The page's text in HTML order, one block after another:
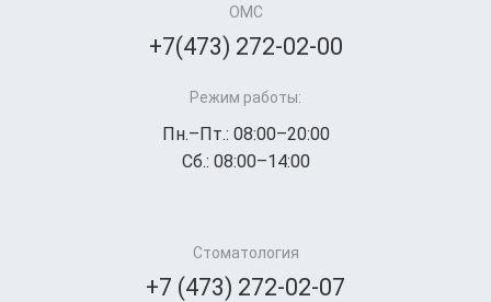
ОМС
+7(473) 272-02-00
Режим работы:
Пн.–Пт.: 08:00–20:00
Сб.: 08:00–14:00
Стоматология
+7 (473) 272-02-07